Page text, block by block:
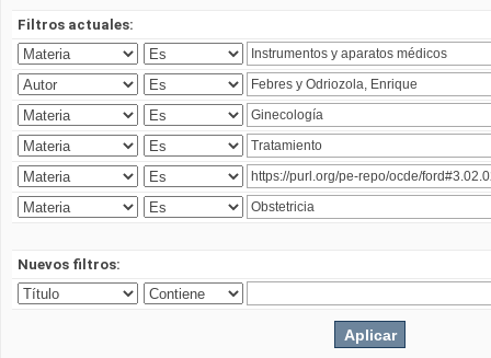
Filtros actuales:
Nuevos filtros: